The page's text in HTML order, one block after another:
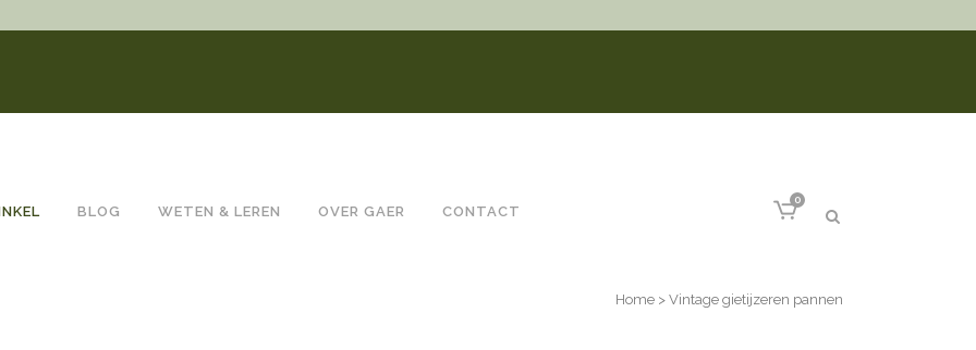
BLOG WETEN & LEREN OVER GAER CONTACT
0
Home > Vintage gietijzeren pannen